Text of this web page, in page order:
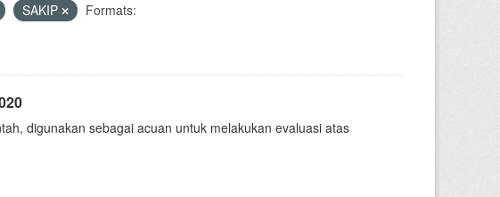
SAKIP
Formats:
digunakan sebagai acuan untuk melakukan evaluasi atas